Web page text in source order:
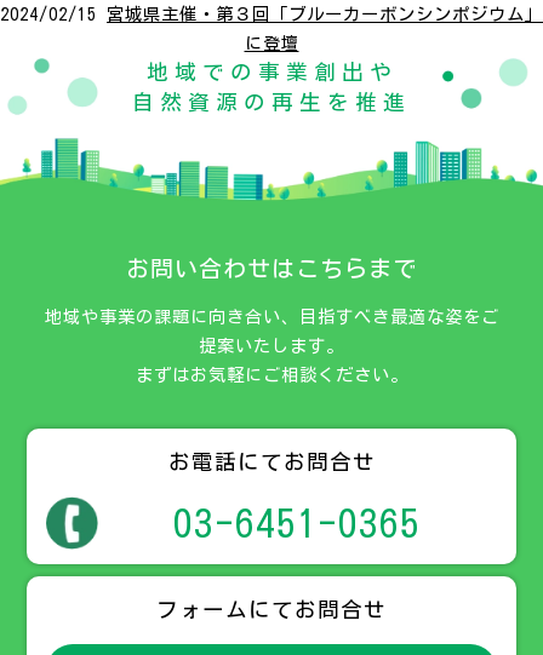
2024/02/15
宮城県主催・第３回「ブルーカーボンシンポジウム」
に登壇
地域での事業創出や
自然資源の再生を推進
お問い合わせはこちらまで
地域や事業の課題に向き合い、目指すべき最適な姿をご
提案いたします。
まずはお気軽にご相談ください。
お電話にてお問合せ
03-6451-0365
フォームにてお問合せ